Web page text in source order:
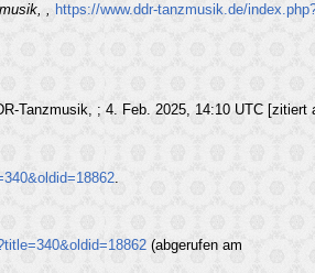
, https://www.ddr-tanzmusik.de/
Tanzmusik, ; 4. Feb. 2025, 14:10 UTC [zitiert
.
(abgerufen am